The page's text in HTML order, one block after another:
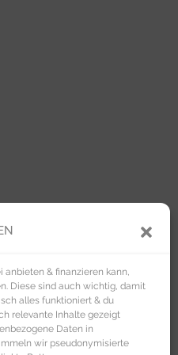
anbieten & finanzieren kann,
Diese sind auch wichtig, damit
alles funktioniert & du
relevante Inhalte gezeigt
Daten in
wir pseudonymisierte